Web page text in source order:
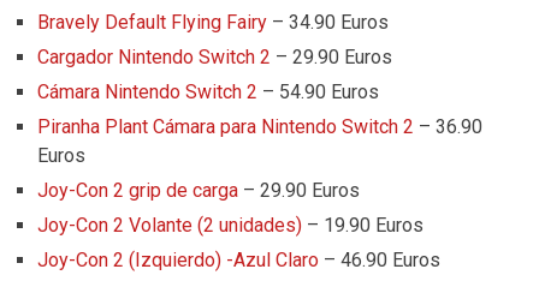
Bravely Default Flying Fairy – 34.90 Euros
Cargador Nintendo Switch 2 – 29.90 Euros
Cámara Nintendo Switch 2 – 54.90 Euros
Piranha Plant Cámara para Nintendo Switch 2 – 36.90
Euros
Joy-Con 2 grip de carga – 29.90 Euros
Joy-Con 2 Volante (2 unidades) – 19.90 Euros
Joy-Con 2 (Izquierdo) -Azul Claro – 46.90 Euros